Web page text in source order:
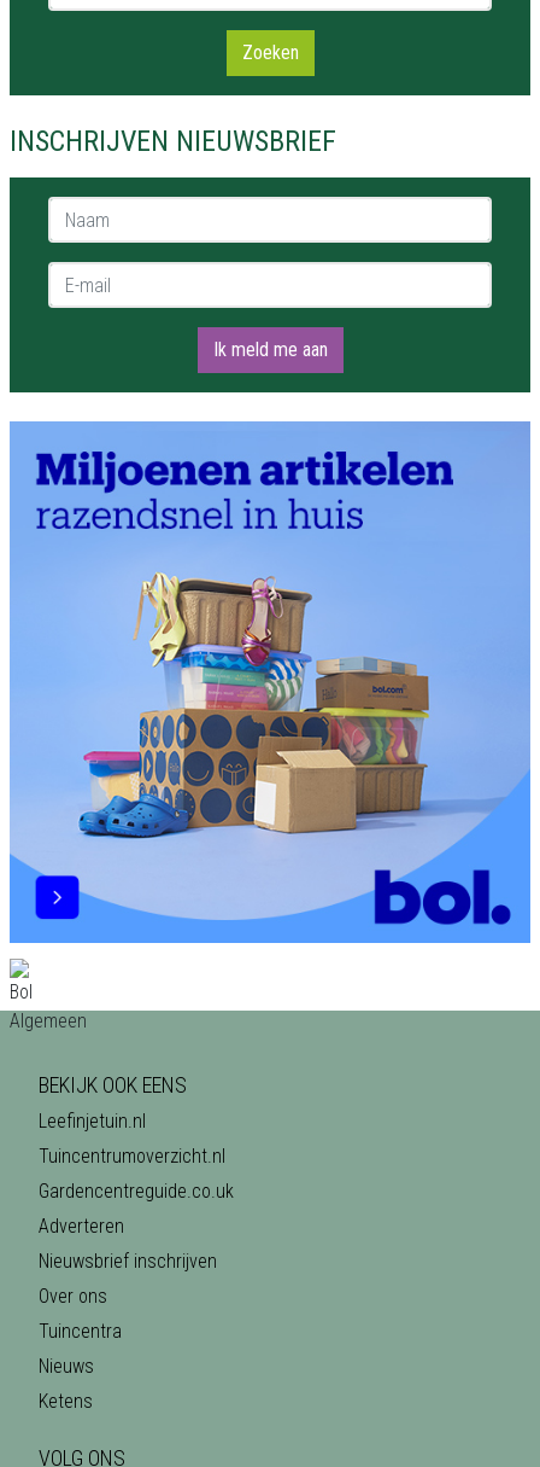
Zoeken
INSCHRIJVEN NIEUWSBRIEF
Naam *
E-mail *
Ik meld me aan
BEKIJK OOK EENS
Leefinjetuin.nl
Tuincentrumoverzicht.nl
Gardencentreguide.co.uk
Adverteren
Nieuwsbrief inschrijven
Over ons
Tuincentra
Nieuws
Ketens
VOLG ONS